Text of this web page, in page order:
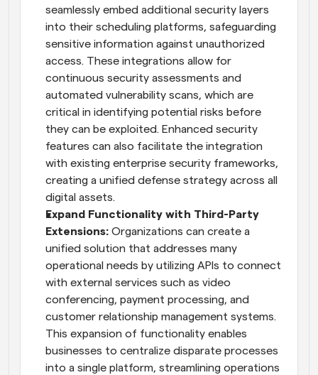
seamlessly embed additional security layers
into their scheduling platforms, safeguarding
sensitive information against unauthorized
access. These integrations allow for
continuous security assessments and
automated vulnerability scans, which are
critical in identifying potential risks before
they can be exploited. Enhanced security
features can also facilitate the integration
with existing enterprise security frameworks,
creating a unified defense strategy across all
digital assets.
Expand Functionality with Third-Party
Extensions: Organizations can create a
unified solution that addresses many
operational needs by utilizing APIs to connect
with external services such as video
conferencing, payment processing, and
customer relationship management systems.
This expansion of functionality enables
businesses to centralize disparate processes
into a single platform, streamlining operations